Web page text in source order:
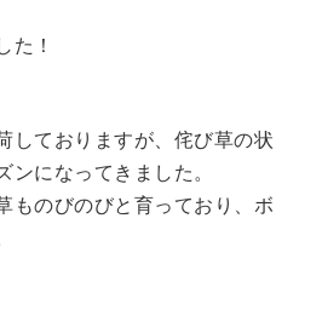
た！
しておりますが、侘び草の状
ンになってきました。
ものびのびと育っており、ボ